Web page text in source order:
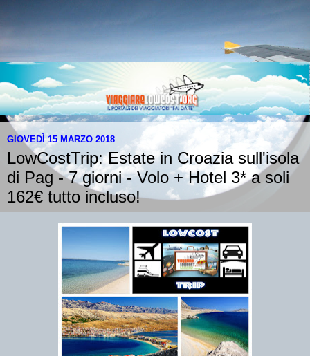
GIOVEDÌ 15 MARZO 2018
LowCostTrip: Estate in Croazia sull'isola
di Pag - 7 giorni - Volo + Hotel 3* a soli
162€ tutto incluso!